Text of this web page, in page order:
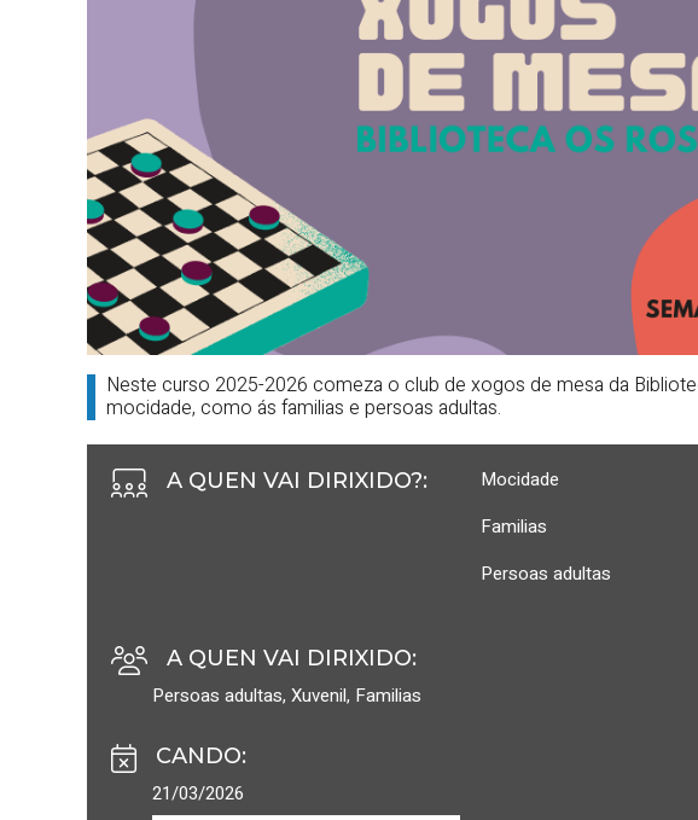
Neste curso 2025-2026 comeza o club de xogos de mesa da
mocidade, como ás familias e persoas adultas.
A QUEN VAI DIRIXIDO?:
Mocidade
Familias
Persoas adultas
A QUEN VAI DIRIXIDO:
Persoas adultas, Xuvenil, Familias
CANDO:
21/03/2026